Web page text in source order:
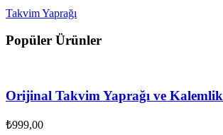
Takvim Yaprağı
Popüler Ürünler
Orijinal Takvim Yaprağı ve
₺999,00